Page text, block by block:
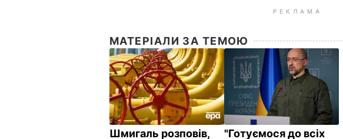
РЕКЛАМА
МАТЕРІАЛИ ЗА ТЕМОЮ
Шмигаль розповів, "Готуємося до всіх